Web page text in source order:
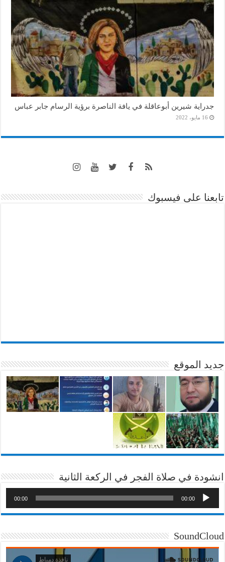
جدراية شيرين أبوعاقلة في يافة الناصرة برؤية الرسام جابر عباس
16 مايو، 2022
تابعنا على فيسبوك
جديد الموقع
انشودة في صلاة الفجر في الركعة الثانية
00:00
00:00
SoundCloud